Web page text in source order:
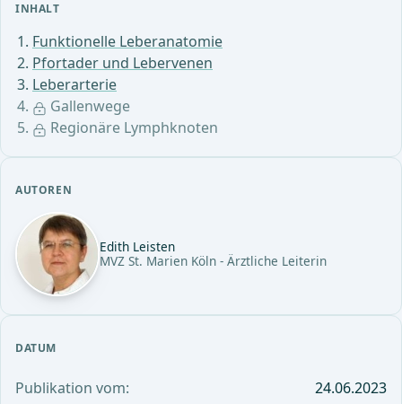
INHALT
Funktionelle Leberanatomie
Pfortader und Lebervenen
Leberarterie
Gallenwege
Regionäre Lymphknoten
AUTOREN
Edith Leisten
MVZ St. Marien Köln - Ärztliche Leiterin
DATUM
Publikation vom: 24.06.2023